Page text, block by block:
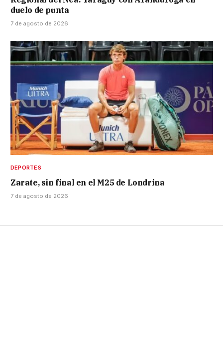
duelo de punta
7 de agosto de 2026
DEPORTES
Zarate, sin final en el M25 de Londrina
7 de agosto de 2026